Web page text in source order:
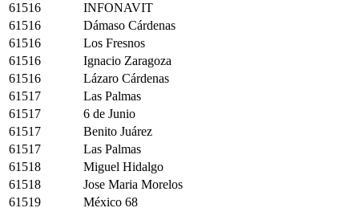
61516
INFONAVIT
61516
Dámaso Cárdenas
61516
Los Fresnos
61516
Ignacio Zaragoza
61516
Lázaro Cárdenas
61517
Las Palmas
61517
6 de Junio
61517
Benito Juárez
61517
Las Palmas
61518
Miguel Hidalgo
61518
Jose Maria Morelos
61519
México 68